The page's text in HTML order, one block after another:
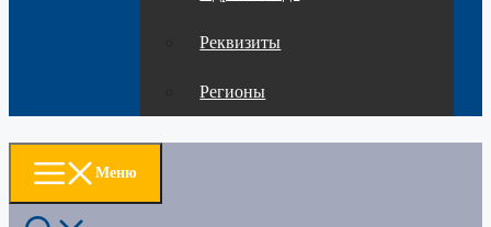
Реквизиты
Регионы
Меню